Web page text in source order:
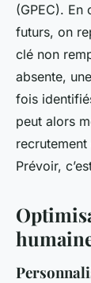
(GPEC). En
futurs, on
clé non
absente,
fois
peut alors
Prévoir,